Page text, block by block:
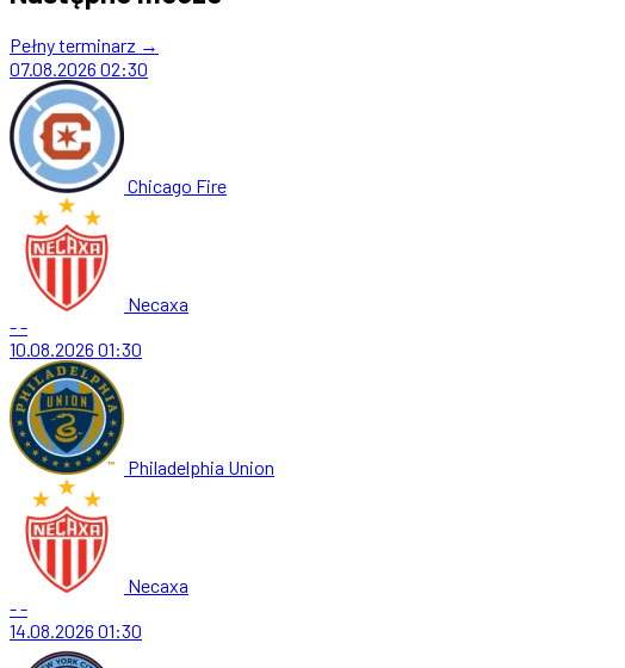
Pełny terminarz →
07.08.2026 02:30
Chicago Fire
Necaxa
--
10.08.2026 01:30
Philadelphia Union
Necaxa
--
14.08.2026 01:30